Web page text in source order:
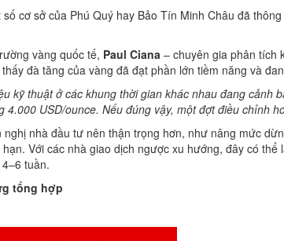
số cơ sở của Phú Quý hay Bảo Tín Minh Châu đã
vàng quốc tế, Paul Ciana – chuyên gia phân tích
đà tăng của vàng đã đạt phần lớn tiềm năng và
kỹ thuật ở các khung thời gian khác nhau đang cảnh
4.000 USD/ounce. Nếu đúng vậy, một đợt điều chỉnh
nghị nhà đầu tư nên thận trọng hơn, như nâng mức
Với các nhà giao dịch ngược xu hướng, đây có
tuần.
tổng hợp